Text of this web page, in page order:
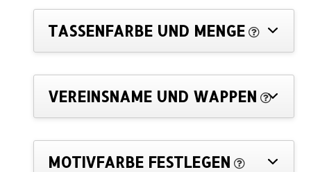
TASSENFARBE UND MENGE
VEREINSNAME UND WAPPEN
MOTIVFARBE FESTLEGEN